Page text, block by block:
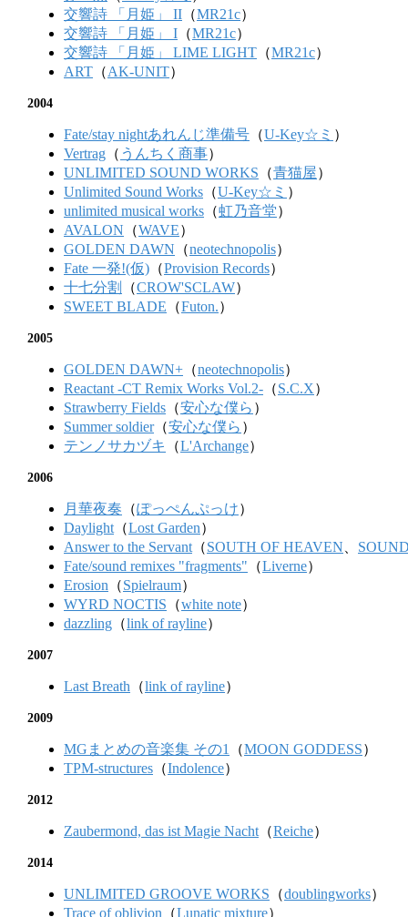
交響詩 「月姫」 II （MR21c）
交響詩 「月姫」 I （MR21c）
交響詩 「月姫」 LIME LIGHT （MR21c）
ART （AK-UNIT）
2004
Fate/stay nightあれんじ準備号 （U-Key☆ミ ）
Vertrag （ うんちく商事）
UNLIMITED SOUND WORKS （青猫屋）
Unlimited Sound Works （U-Key☆ミ ）
unlimited musical works （虹乃音堂）
AVALON （WAVE）
GOLDEN DAWN （neotechnopolis）
Fate 一発!(仮) （Provision Records）
十七分割
（CROW'SCLAW）
SWEET BLADE （Futon.）
2005
GOLDEN DAWN+ （neotechnopolis）
Reactant -CT Remix Works Vol.2- （S.C.X）
Strawberry Fields （安心な僕ら ）
Summer soldier（安心な僕ら ）
テンノサカヅキ
（L'Archange）
2006
月華夜奏 （ぽっぺんぷっけ）
Daylight （Lost Garden）
Answer to the Servant （SOUTH OF HEAVEN
Fate/sound remixes "fragments" （Liverne）
Erosion （Spielraum）
WYRD NOCTIS （white note）
dazzling （link of rayline）
2007
Last Breath （link of rayline）
2009
MGまとめの音楽集 その1 （MOON GODDESS）
TPM-structures （Indolence）
2012
Zaubermond, das ist Magie Nacht （Reiche）
2014
UNLIMITED GROOVE WORKS （doublingworks）
Trace of oblivion （Lunatic mixture）